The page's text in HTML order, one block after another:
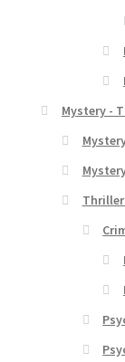
Mystery -